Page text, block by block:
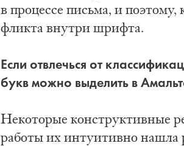
в про­цес­се пись­ма, и
флик­та вну­три шриф­та.
Если от­влечь­ся от
букв мож­но вы­де­лить в
Не­ко­то­рые кон­струк­тив­ные
ра­бо­ты их ин­ту­и­тив­но на­шла